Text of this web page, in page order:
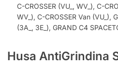
C-CROSSER (VU_, WV_), C-
WV_), C-CROSSER Van (VU_),
(3A_, 3E_), GRAND C4
Husa AntiGrindina